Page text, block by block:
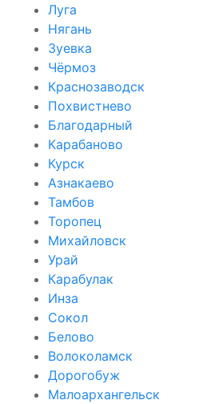
Луга
Нягань
Зуевка
Чёрмоз
Краснозаводск
Похвистнево
Благодарный
Карабаново
Курск
Азнакаево
Тамбов
Торопец
Михайловск
Урай
Карабулак
Инза
Сокол
Белово
Волоколамск
Дорогобуж
Малоархангельск